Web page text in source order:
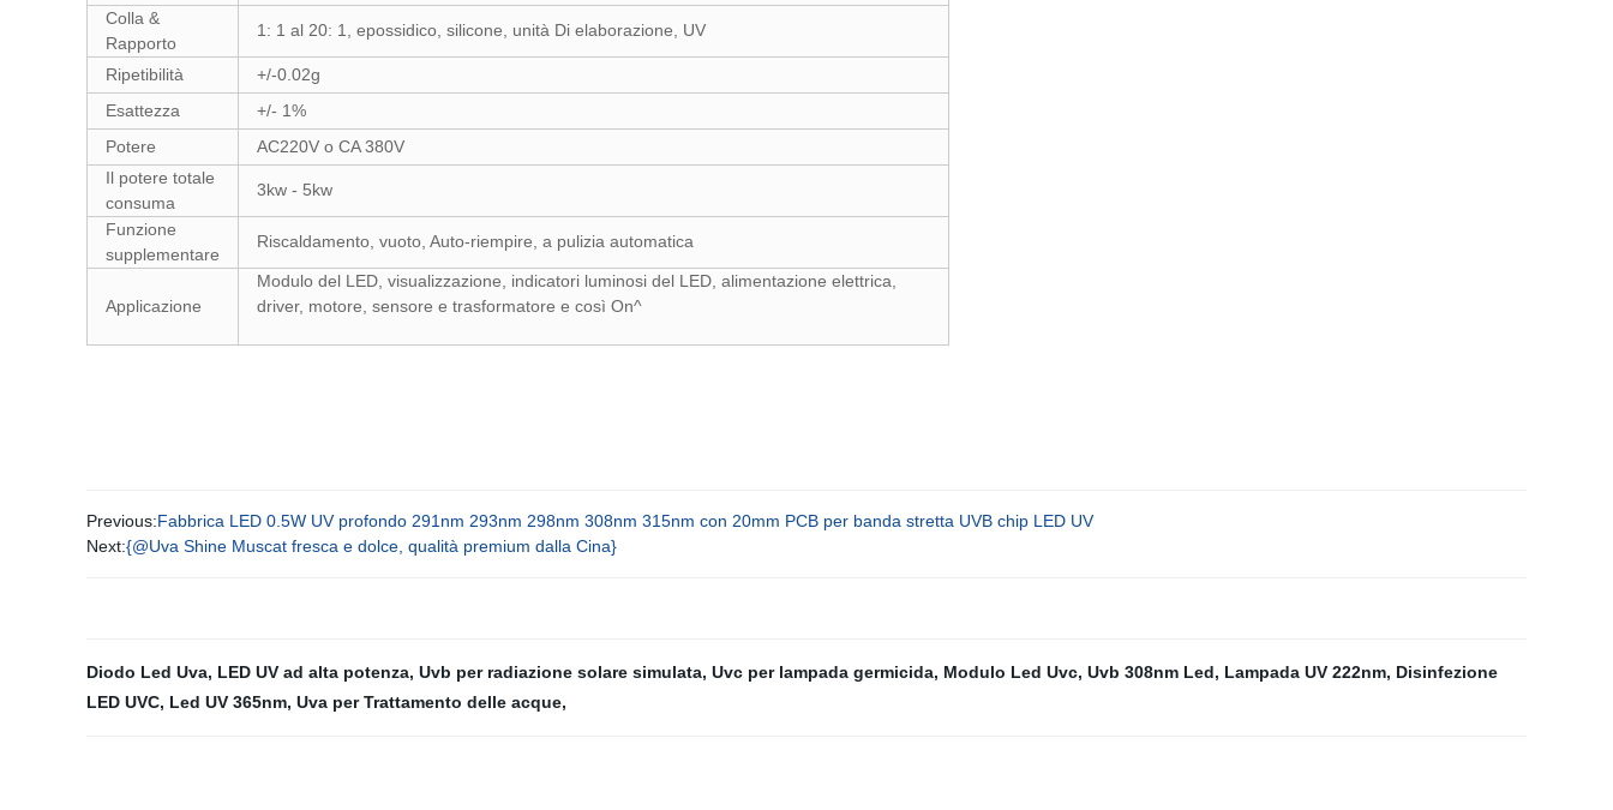
Colla &
Rapporto
1: 1 al 20: 1, epossidico, silicone, unità Di elaborazione, UV
Ripetibilità
+/-0.02g
Esattezza
+/- 1%
Potere
AC220V o CA 380V
Il potere totale
consuma
3kw - 5kw
Funzione
supplementare
Riscaldamento, vuoto, Auto-riempire, a pulizia automatica
Applicazione
Modulo del LED, visualizzazione, indicatori luminosi del LED, alimentazione elettrica,
driver, motore, sensore e trasformatore e così On^
Previous:Fabbrica LED 0.5W UV profondo 291nm 293nm 298nm 308nm 315nm con 20mm PCB per banda stretta UVB chip LED UV
Next:{@Uva Shine Muscat fresca e dolce, qualità premium dalla Cina}
Diodo Led Uva, LED UV ad alta potenza, Uvb per radiazione solare simulata, Uvc per lampada germicida, Modulo Led Uvc, Uvb 308nm Led, Lampada UV 222nm, Disinfezione
LED UVC, Led UV 365nm, Uva per Trattamento delle acque,